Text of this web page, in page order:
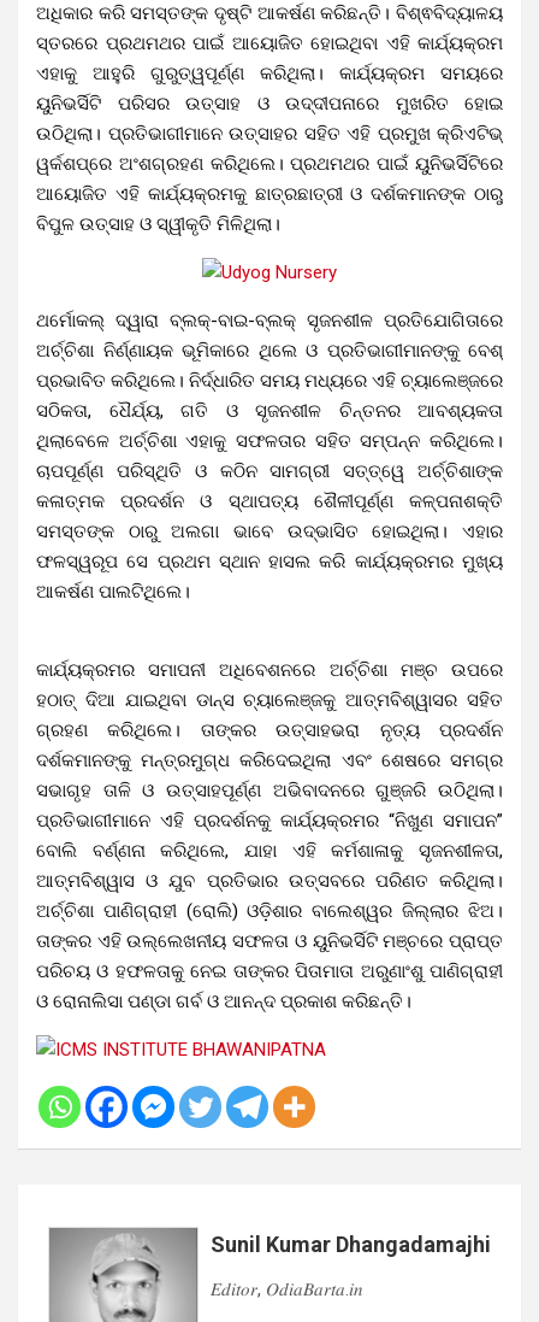
ଅଧିକାର କରି ସମସ୍ତଙ୍କ ଦୃଷ୍ଟି ଆକର୍ଷଣ କରିଛନ୍ତି। ବିଶ୍ଵବିଦ୍ୟାଳୟ
ସ୍ତରରେ ପ୍ରଥମଥର ପାଇଁ ଆୟୋଜିତ ହୋଇଥିବା ଏହି କାର୍ଯ୍ୟକ୍ରମ
ଏହାକୁ ଆହୁରି ଗୁରୁତ୍ୱପୂର୍ଣ୍ଣ କରିଥିଲା। କାର୍ଯ୍ୟକ୍ରମ ସମୟରେ
ୟୁନିଭର୍ସିଟି ପରିସର ଉତ୍ସାହ ଓ ଉଦ୍ଦୀପନାରେ ମୁଖରିତ ହୋଇ
ଉଠିଥିଲା। ପ୍ରତିଭାଗୀମାନେ ଉତ୍ସାହର ସହିତ ଏହି ପ୍ରମୁଖ କ୍ରିଏଟିଭ୍
ୱର୍କଶପ୍‌ରେ ଅଂଶଗ୍ରହଣ କରିଥିଲେ। ପ୍ରଥମଥର ପାଇଁ ୟୁନିଭର୍ସିଟିରେ
ଆୟୋଜିତ ଏହି କାର୍ଯ୍ୟକ୍ରମକୁ ଛାତ୍ରଛାତ୍ରୀ ଓ ଦର୍ଶକମାନଙ୍କ ଠାରୁ
ବିପୁଳ ଉତ୍ସାହ ଓ ସ୍ୱୀକୃତି ମିଳିଥିଲା।
ଥର୍ମୋକଲ୍‌ ଦ୍ୱାରା ବ୍ଲକ୍-ବାଇ-ବ୍ଲକ୍ ସୃଜନଶୀଳ ପ୍ରତିଯୋଗିତାରେ
ଅର୍ଚ୍ଚିଶା ନିର୍ଣ୍ଣାୟକ ଭୂମିକାରେ ଥିଲେ ଓ ପ୍ରତିଭାଗୀମାନଙ୍କୁ ବେଶ୍
ପ୍ରଭାବିତ କରିଥିଲେ। ନିର୍ଦ୍ଧାରିତ ସମୟ ମଧ୍ୟରେ ଏହି ଚ୍ୟାଲେଞ୍ଜରେ
ସଠିକତା, ଧୈର୍ଯ୍ୟ, ଗତି ଓ ସୃଜନଶୀଳ ଚିନ୍ତନର ଆବଶ୍ୟକତା
ଥିଲାବେଳେ ଅର୍ଚ୍ଚିଶା ଏହାକୁ ସଫଳତାର ସହିତ ସମ୍ପନ୍ନ କରିଥିଲେ।
ଚାପପୂର୍ଣ୍ଣ ପରିସ୍ଥିତି ଓ କଠିନ ସାମଗ୍ରୀ ସତ୍ତ୍ୱେ ଅର୍ଚ୍ଚିଶାଙ୍କ
କଳାତ୍ମକ ପ୍ରଦର୍ଶନ ଓ ସ୍ଥାପତ୍ୟ ଶୈଳୀପୂର୍ଣ୍ଣ କଳ୍ପନାଶକ୍ତି
ସମସ୍ତଙ୍କ ଠାରୁ ଅଲଗା ଭାବେ ଉଦ୍ଭାସିତ ହୋଇଥିଲା। ଏହାର
ଫଳସ୍ୱରୂପ ସେ ପ୍ରଥମ ସ୍ଥାନ ହାସଲ କରି କାର୍ଯ୍ୟକ୍ରମର ମୁଖ୍ୟ
ଆକର୍ଷଣ ପାଲଟିଥିଲେ।
କାର୍ଯ୍ୟକ୍ରମର ସମାପନୀ ଅଧିବେଶନରେ ଅର୍ଚ୍ଚିଶା ମଞ୍ଚ ଉପରେ
ହଠାତ୍ ଦିଆ ଯାଇଥିବା ଡାନ୍ସ ଚ୍ୟାଲେଞ୍ଜକୁ ଆତ୍ମବିଶ୍ୱାସର ସହିତ
ଗ୍ରହଣ କରିଥିଲେ। ତାଙ୍କର ଉତ୍ସାହଭରା ନୃତ୍ୟ ପ୍ରଦର୍ଶନ
ଦର୍ଶକମାନଙ୍କୁ ମନ୍ତ୍ରମୁଗ୍ଧ କରିଦେଇଥିଲା ଏବଂ ଶେଷରେ ସମଗ୍ର
ସଭାଗୃହ ତାଳି ଓ ଉତ୍ସାହପୂର୍ଣ୍ଣ ଅଭିବାଦନରେ ଗୁଞ୍ଜରି ଉଠିଥିଲା।
ପ୍ରତିଭାଗୀମାନେ ଏହି ପ୍ରଦର୍ଶନକୁ କାର୍ଯ୍ୟକ୍ରମର “ନିଖୁଣ ସମାପନ”
ବୋଲି ବର୍ଣ୍ଣନା କରିଥିଲେ, ଯାହା ଏହି କର୍ମଶାଳାକୁ ସୃଜନଶୀଳତା,
ଆତ୍ମବିଶ୍ୱାସ ଓ ଯୁବ ପ୍ରତିଭାର ଉତ୍ସବରେ ପରିଣତ କରିଥିଲା।
ଅର୍ଚ୍ଚିଶା ପାଣିଗ୍ରାହୀ (ରୋଲି) ଓଡ଼ିଶାର ବାଲେଶ୍ୱର ଜିଲ୍ଲାର ଝିଅ।
ତାଙ୍କର ଏହି ଉଲ୍ଲେଖନୀୟ ସଫଳତା ଓ ୟୁନିଭର୍ସିଟି ମଞ୍ଚରେ ପ୍ରାପ୍ତ
ପରିଚୟ ଓ ହଫଳତାକୁ ନେଇ ତାଙ୍କର ପିତାମାତା ଅରୁଣାଂଶୁ ପାଣିଗ୍ରାହୀ
ଓ ରୋନାଲିସା ପଣ୍ଡା ଗର୍ବ ଓ ଆନନ୍ଦ ପ୍ରକାଶ କରିଛନ୍ତି।
Sunil Kumar Dhangadamajhi
𝐸𝑑𝑖𝑡𝑜𝑟, 𝑂𝑑𝑖𝑎𝐵𝑎𝑟𝑡𝑎.𝑖𝑛